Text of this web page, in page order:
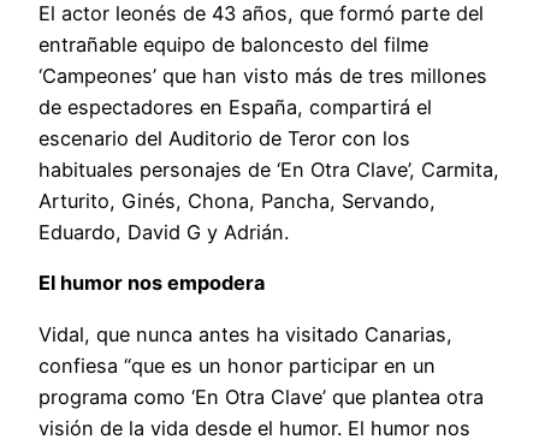
El actor leonés de 43 años, que formó parte del
entrañable equipo de baloncesto del filme
‘Campeones’ que han visto más de tres millones
de espectadores en España, compartirá el
escenario del Auditorio de Teror con los
habituales personajes de ‘En Otra Clave’, Carmita,
Arturito, Ginés, Chona, Pancha, Servando,
Eduardo, David G y Adrián.
El humor nos empodera
Vidal, que nunca antes ha visitado Canarias,
confiesa “que es un honor participar en un
programa como ‘En Otra Clave’ que plantea otra
visión de la vida desde el humor. El humor nos